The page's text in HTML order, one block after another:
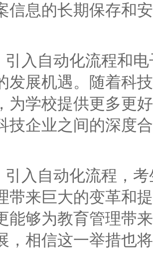
信息的长期保存和
入自动化流程和电
发展机遇。随着科
为学校提供更多更
技企业之间的深度
入自动化流程，考
带来巨大的变革和
能够为教育管理带
，相信这一举措也